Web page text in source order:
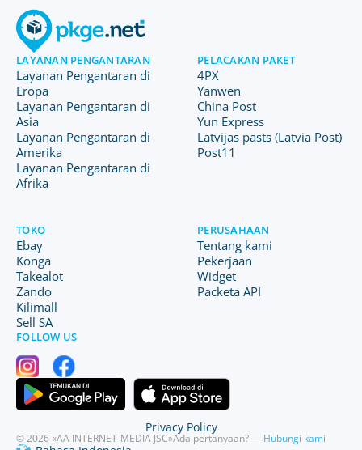
LAYANAN PENGANTARAN
Layanan Pengantaran di
Eropa
Layanan Pengantaran di
Asia
Layanan Pengantaran di
Amerika
Layanan Pengantaran di
Afrika
PELACAKAN PAKET
4PX
Yanwen
China Post
Yun Express
Latvijas pasts (Latvia Post)
Post11
TOKO
Ebay
Konga
Takealot
Zando
Kilimall
Sell SA
PERUSAHAAN
Tentang kami
Pekerjaan
Widget
Packeta API
FOLLOW US
© 2026 «AA INTERNET-MEDIA JSC»Ada pertanyaan? — Hubungi kami
Privacy Policy